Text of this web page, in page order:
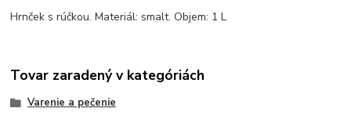
Hrnček s rúčkou. Materiál: smalt. Objem: 1 L
Tovar zaradený v kategóriách
Varenie a pečenie